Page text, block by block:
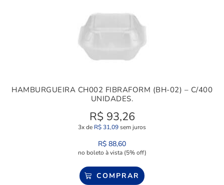
HAMBURGUEIRA CH002 FIBRAFORM (BH-02) – C/400
UNIDADES.
R$ 93,26
3x de R$31,09sem juros
R$ 88,60
no boleto à vista (5% off)
COMPRAR